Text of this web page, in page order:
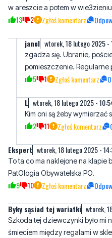
janel wtorek, 18 lutego 2025 -
zgadza się. Ubranie,
5 1 Zgłoś komentarz
L wtorek, 18 lutego 2025 -
Kim oni są żeby wymierzać
Ekspert wtorek, 18 lutego 2025 -
To ta co ma naklejone na klapie
9 10 Zgłoś komentarz
Byky sąsiad tej wariatki wtorek,
Szkoda tej dziewczynki było mi
psa na smyczy.. Wulgarne i
babsko
6 0 Zgłoś komentarz